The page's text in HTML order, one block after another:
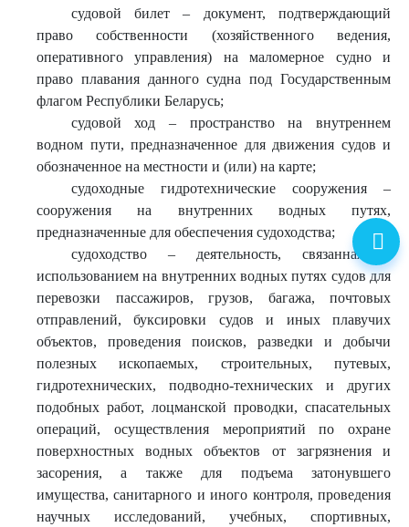
судовой билет – документ, подтверждающий
право собственности (хозяйственного ведения,
оперативного управления) на маломерное судно и
право плавания данного судна под Государственным
флагом Республики Беларусь;
судовой ход – пространство на внутреннем
водном пути, предназначенное для движения судов и
обозначенное на местности и (или) на карте;
судоходные гидротехнические сооружения –
сооружения на внутренних водных путях,
предназначенные для обеспечения судоходства;
судоходство – деятельность, связанная с
использованием на внутренних водных путях судов для
перевозки пассажиров, грузов, багажа, почтовых
отправлений, буксировки судов и иных плавучих
объектов, проведения поисков, разведки и добычи
полезных ископаемых, строительных, путевых,
гидротехнических, подводно-технических и других
подобных работ, лоцманской проводки, спасательных
операций, осуществления мероприятий по охране
поверхностных водных объектов от загрязнения и
засорения, а также для подъема затонувшего
имущества, санитарного и иного контроля, проведения
научных исследований, учебных, спортивных,